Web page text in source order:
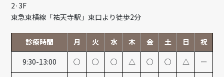
2·3F
東急東横線「祐天寺駅」東口より徒歩2分
診療時間 月 火 水 木 金 土 日
祝
9:30-13:00
○ ○ ○ △ ○ ○ △ ー